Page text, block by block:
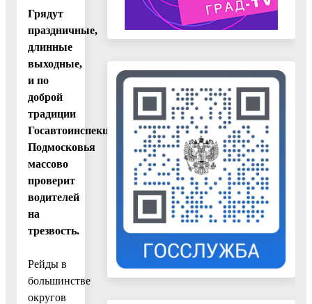
Грядут
праздничные,
длинные
выходные,
и по
доброй
традиции
Госавтоинспекция
Подмосковья
массово
проверит
водителей
на
трезвость.
Рейды в
большинстве
округов